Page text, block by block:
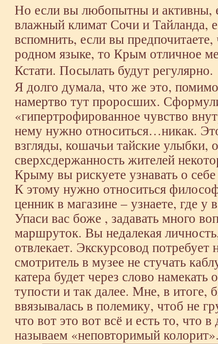
Но если вы любопытны и активны,
влажный климат Сочи и Тайланда,
вспомнить, если вы
родном языке, то Крым отличное
Кстати. Посылать будут регулярно.
Я долго думала, что же это,
намертво тут проросших.
«гипертрофированное чувство
нему нужно относиться…никак.
взгляды, кошачьи тайские улыбки,
сверхсдержанность жителей
Крыму вы рискуете узнавать о
К этому нужно относиться
ценник в магазине – узнаете, где у
Упаси вас боже , задавать много
маршруток. Вы недалекая
отвлекает. Экскурсовод
смотритель в музее не стучать
катера будет через слово
тупости и так далее. Мне, в
ввязывалась в полемику, чтоб не
что вот это вот всё и есть то, что
называем «неповторимый